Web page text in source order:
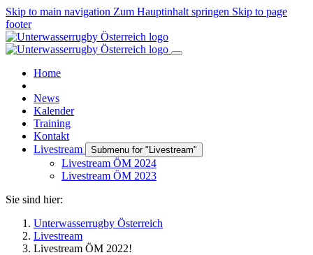
Skip to main navigation Zum Hauptinhalt springen Skip to page
footer
Home
News
Kalender
Training
Kontakt
Livestream
Submenu for "Livestream"
Livestream ÖM 2024
Livestream ÖM 2023
Sie sind hier:
Unterwasserrugby Österreich
Livestream
Livestream ÖM 2022!